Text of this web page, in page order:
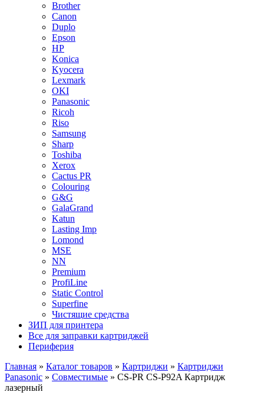
Brother
Canon
Duplo
Epson
HP
Konica
Kyocera
Lexmark
OKI
Panasonic
Ricoh
Riso
Samsung
Sharp
Toshiba
Xerox
Cactus PR
Colouring
G&G
GalaGrand
Katun
Lasting Imp
Lomond
MSE
NN
Premium
ProfiLine
Static Control
Superfine
Чистящие средства
ЗИП для принтера
Все для заправки картриджей
Периферия
Главная » Каталог товаров » Картриджи » Картриджи
Panasonic » Совместимые » CS-PR CS-P92A Картридж
лазерный